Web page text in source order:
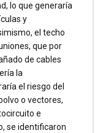
lo que generaría
y
el techo
que por
de cables
la
el riesgo del
o vectores,
e
se identificaron